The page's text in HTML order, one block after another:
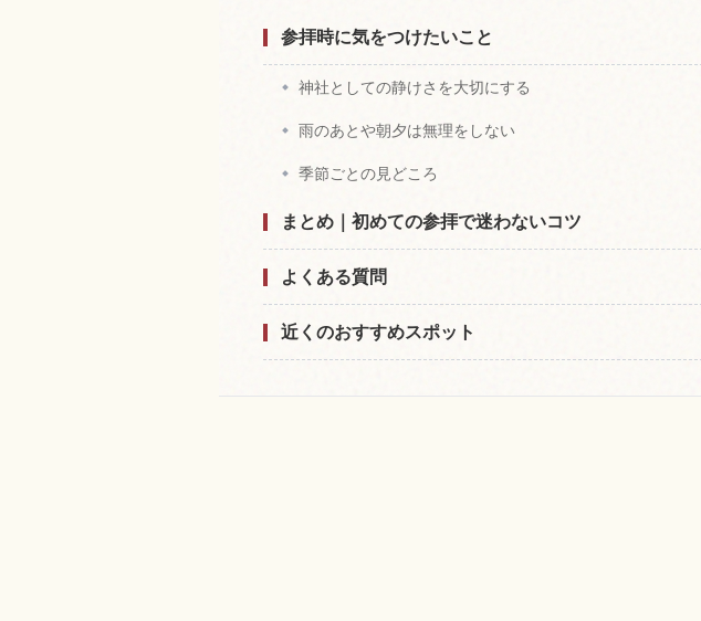
参拝時に気をつけたいこと
神社としての静けさを大切にする
雨のあとや朝夕は無理をしない
季節ごとの見どころ
まとめ｜初めての参拝で迷わないコツ
よくある質問
近くのおすすめスポット